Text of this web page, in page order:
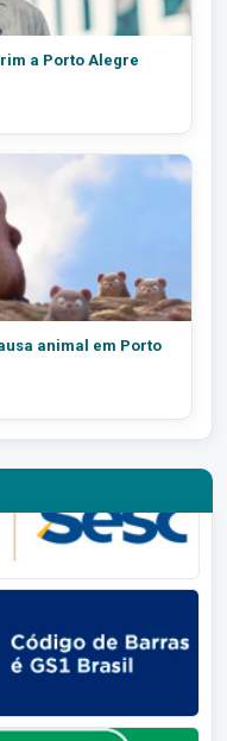
a Porto Alegre
animal em Porto